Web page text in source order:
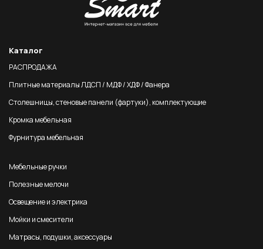
Каталог
РАСПРОДАЖА
Плитные материалы ЛДСП / МДФ / ХДФ / Фанера
Столешницы, стеновые панели (фартуки), комплектующие
Кромка мебельная
Фурнитура мебельная
Мебельные ручки
Полезные мелочи
Освещение и электрика
Мойки и смесители
Матрасы, подушки, аксессуары